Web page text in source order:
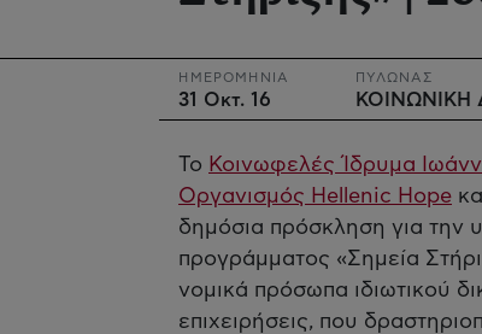
ΗΜΕΡΟΜΗΝΙΑ
31 Οκτ. 16
ΠΥΛΩΝΑΣ
ΚΟΙΝΩΝΙΚΗ
Το Κοινωφελές Ίδρυμα
Οργανισμός Hellenic Hope
δημόσια πρόσκληση για την
προγράμματος «Σημεία
νομικά πρόσωπα ιδιωτικού
επιχειρήσεις, που